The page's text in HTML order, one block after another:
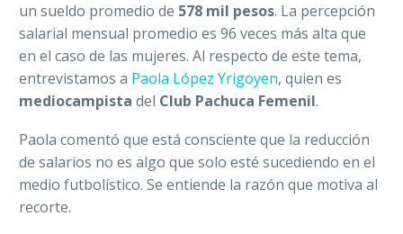
un sueldo promedio de 578 mil pesos. La percepción
salarial mensual promedio es 96 veces más alta que
en el caso de las mujeres. Al respecto de este tema,
entrevistamos a Paola López Yrigoyen, quien es
mediocampista del Club Pachuca Femenil.
Paola comentó que está consciente que la reducción
de salarios no es algo que solo esté sucediendo en el
medio futbolístico. Se entiende la razón que motiva al
recorte.